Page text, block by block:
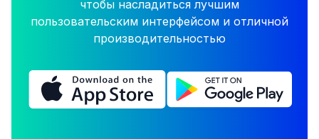
чтобы насладиться лучшим
пользовательским интерфейсом и отличной
производительностью